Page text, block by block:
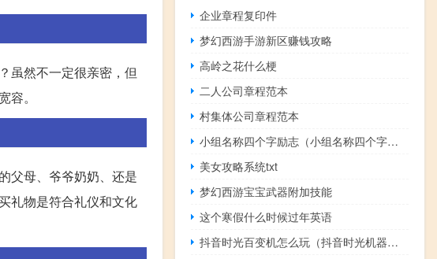
虽然不一定很亲密，但
。
父母、爷爷奶奶、还是
礼物是符合礼仪和文化
企业章程复印件
梦幻西游手游新区赚钱攻略
高岭之花什么梗
二人公司章程范本
村集体公司章程范本
小组名称四个字励志（小组名称四个字霸气）
美女攻略系统txt
梦幻西游宝宝武器附加技能
这个寒假什么时候过年英语
抖音时光百变机怎么玩（抖音时光机器怎么弄）